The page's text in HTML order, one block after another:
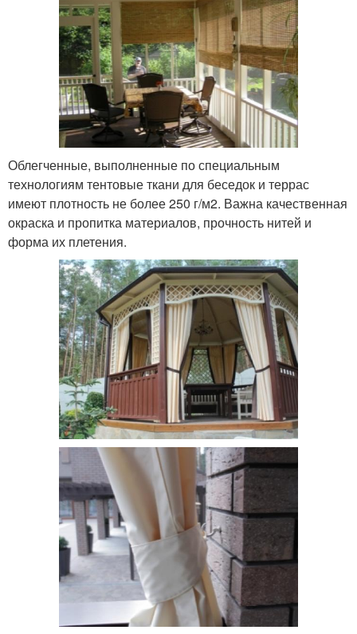
Облегченные, выполненные по специальным
технологиям тентовые ткани для беседок и террас
имеют плотность не более 250 г/м2. Важна качественная
окраска и пропитка материалов, прочность нитей и
форма их плетения.